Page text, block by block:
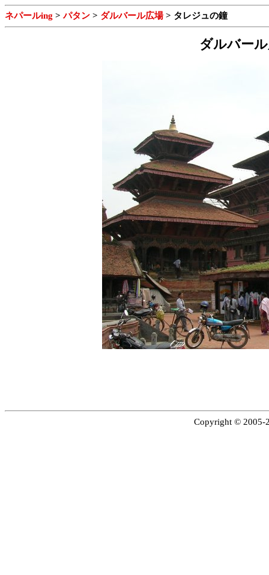
ネパールing > パタン > ダルバール広場 > タレジュの鐘
ダルバー
Copyright © 2005-